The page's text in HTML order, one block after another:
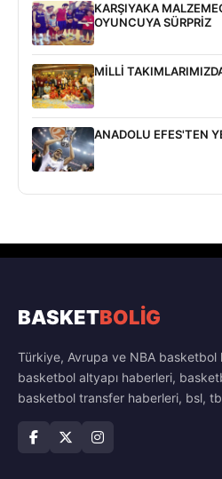
KARŞIYAKA
OYUNCUYA SÜRPRİZ
MİLLİ
ANADOLU EFES'TEN
BASKETBOLİG
Türkiye, Avrupa ve NBA basketbol
basketbol altyapı haberleri,
basketbol transfer haberleri, bsl,